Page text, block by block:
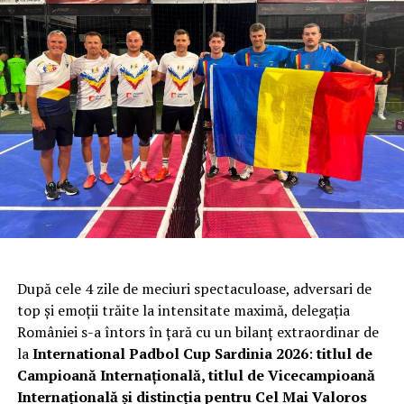
Program:
Vineri, 15 martie 2024:
16:00 – 19:00 Ridicarea pachetelor de start
și înscrieri la locația Centrului „Sfânta Elena”
Sâmbătă, 16 martie 2024:
08:00 – 09:00 Ridicare pachete de start
09:30 – Startul Crosului 11 km și Crosului
Familiei 3 km
09:30 – 11:00 Ridicarea pachetelor de start
pentru copiii înscriși online
După cele 4 zile de meciuri spectaculoase, adversari de
top și emoții trăite la intensitate maximă, delegația
României s-a întors în țară cu un bilanț extraordinar de
laInternational Padbol Cup Sardinia 2026:titlul de
Campioană Internațională, titlul de Vicecampioană
Internațională și distincția pentru Cel Mai Valoros